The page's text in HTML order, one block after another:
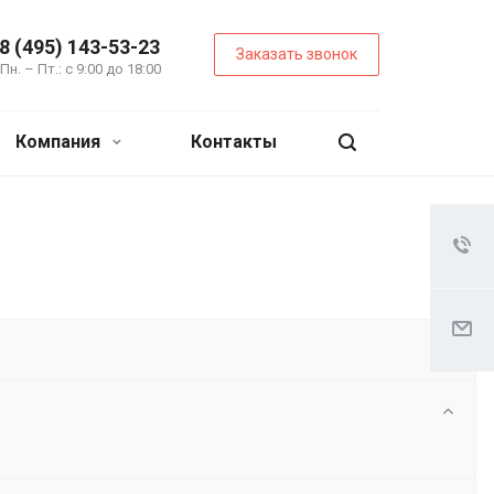
8 (495) 143-53-23
Пн. – Пт.: с 9:00 до 18:00
Заказать звонок
Компания Контакты